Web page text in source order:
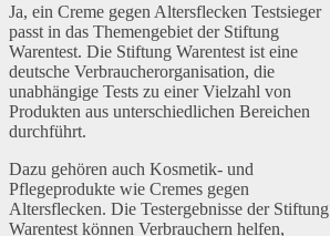
Ja, ein Creme gegen Altersflecken Testsieger
passt in das Themengebiet der Stiftung
Warentest. Die Stiftung Warentest ist eine
deutsche Verbraucherorganisation, die
unabhängige Tests zu einer Vielzahl von
Produkten aus unterschiedlichen Bereichen
durchführt.
Dazu gehören auch Kosmetik- und
Pflegeprodukte wie Cremes gegen
Altersflecken. Die Testergebnisse der Stiftung
Warentest können Verbrauchern helfen,